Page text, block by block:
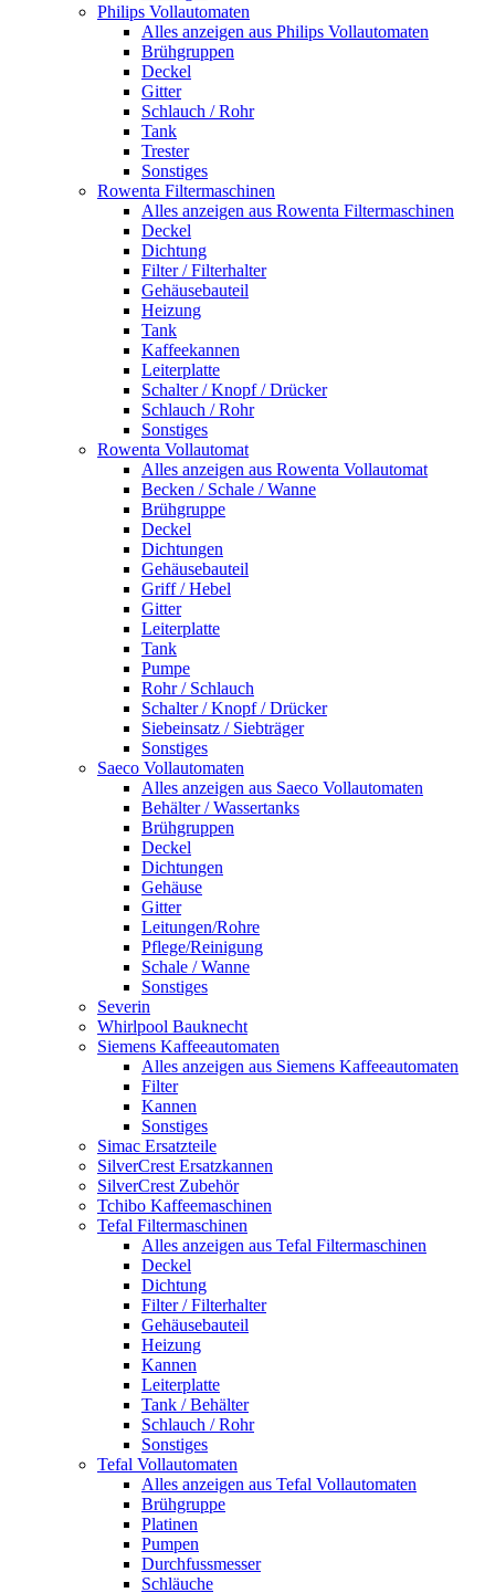
Philips Vollautomaten
Alles anzeigen aus Philips Vollautomaten
Brühgruppen
Deckel
Gitter
Schlauch / Rohr
Tank
Trester
Sonstiges
Rowenta Filtermaschinen
Alles anzeigen aus Rowenta Filtermaschinen
Deckel
Dichtung
Filter / Filterhalter
Gehäusebauteil
Heizung
Tank
Kaffeekannen
Leiterplatte
Schalter / Knopf / Drücker
Schlauch / Rohr
Sonstiges
Rowenta Vollautomat
Alles anzeigen aus Rowenta Vollautomat
Becken / Schale / Wanne
Brühgruppe
Deckel
Dichtungen
Gehäusebauteil
Griff / Hebel
Gitter
Leiterplatte
Tank
Pumpe
Rohr / Schlauch
Schalter / Knopf / Drücker
Siebeinsatz / Siebträger
Sonstiges
Saeco Vollautomaten
Alles anzeigen aus Saeco Vollautomaten
Behälter / Wassertanks
Brühgruppen
Deckel
Dichtungen
Gehäuse
Gitter
Leitungen/Rohre
Pflege/Reinigung
Schale / Wanne
Sonstiges
Severin
Whirlpool Bauknecht
Siemens Kaffeeautomaten
Alles anzeigen aus Siemens Kaffeeautomaten
Filter
Kannen
Sonstiges
Simac Ersatzteile
SilverCrest Ersatzkannen
SilverCrest Zubehör
Tchibo Kaffeemaschinen
Tefal Filtermaschinen
Alles anzeigen aus Tefal Filtermaschinen
Deckel
Dichtung
Filter / Filterhalter
Gehäusebauteil
Heizung
Kannen
Leiterplatte
Tank / Behälter
Schlauch / Rohr
Sonstiges
Tefal Vollautomaten
Alles anzeigen aus Tefal Vollautomaten
Brühgruppe
Platinen
Pumpen
Durchfussmesser
Schläuche